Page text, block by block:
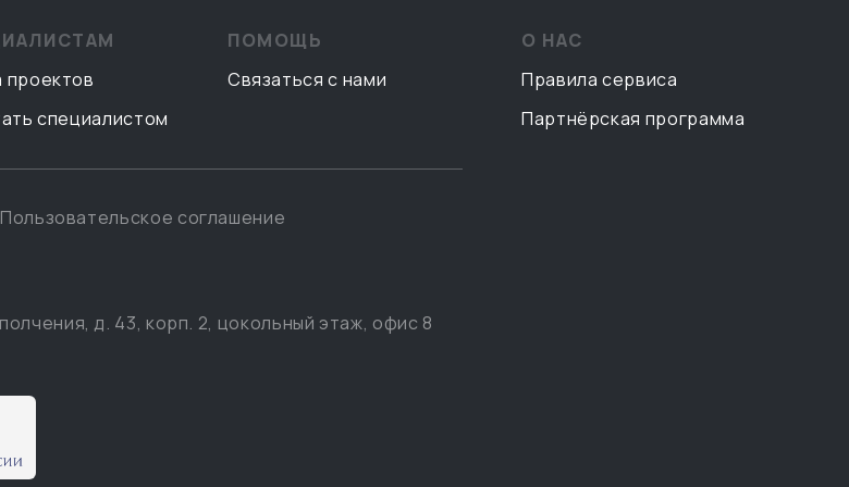
проектов
специалистом
ПОМОЩЬ
Связаться с нами
Пользовательское соглашение
д. 43, корп. 2, цокольный этаж, офис 8
О НАС
Правила сервиса
Партнёрская программа